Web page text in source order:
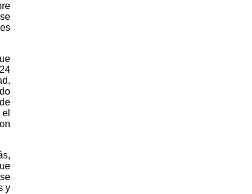
y